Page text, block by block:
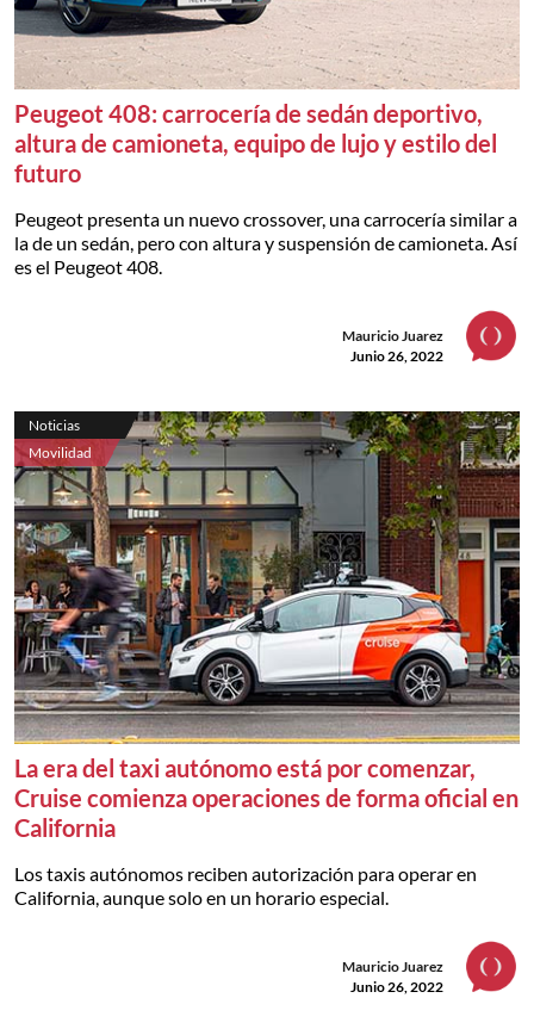
Peugeot 408: carrocería de sedán deportivo,
altura de camioneta, equipo de lujo y estilo del
futuro
Peugeot presenta un nuevo crossover, una carrocería similar a
la de un sedán, pero con altura y suspensión de camioneta. Así
es el Peugeot 408.
Mauricio Juarez
Junio 26, 2022
Noticias
Movilidad
La era del taxi autónomo está por comenzar,
Cruise comienza operaciones de forma oficial en
California
Los taxis autónomos reciben autorización para operar en
California, aunque solo en un horario especial.
Mauricio Juarez
Junio 26, 2022